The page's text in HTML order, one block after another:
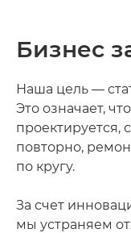
Бизнес
Наша цель —
Это означает,
проектируется,
повторно,
по кругу.
За счет
мы устраняем